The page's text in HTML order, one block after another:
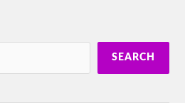
SEARCH